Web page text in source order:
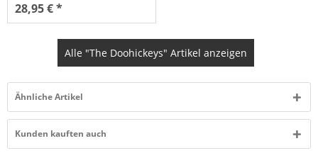
28,95 € *
Alle "The Doohickeys" Artikel anzeigen
Ähnliche Artikel
Kunden kauften auch